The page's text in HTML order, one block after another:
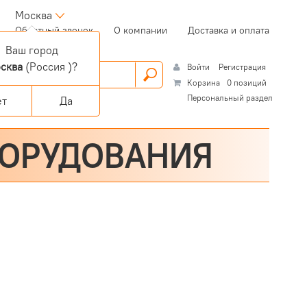
Москва
Обратный звонок(current)О компании Доставка и оплата
Войти
Регистрация
Корзина
0 позиций
Персональный раздел
Ваш город
(Россия )?
Да